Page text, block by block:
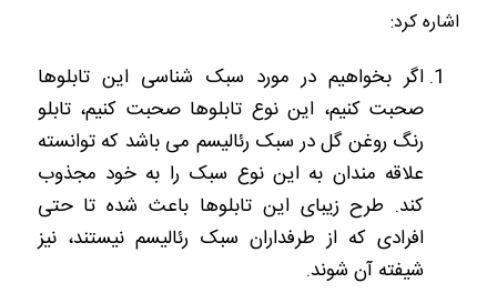
اشاره کرد:
اگر بخواهیم در مورد سبک شناسی این تابلوها
صحبت کنیم، این نوع تابلوها صحبت کنیم، تابلو
رنگ روغن گل در سبک رئالیسم می باشد که توانسته
علاقه مندان به این نوع سبک را به خود مجذوب
کند. طرح زیبای این تابلوها باعث شده تا حتی
افرادی که از طرفداران سبک رئالیسم نیستند، نیز
شیفته آن شوند.